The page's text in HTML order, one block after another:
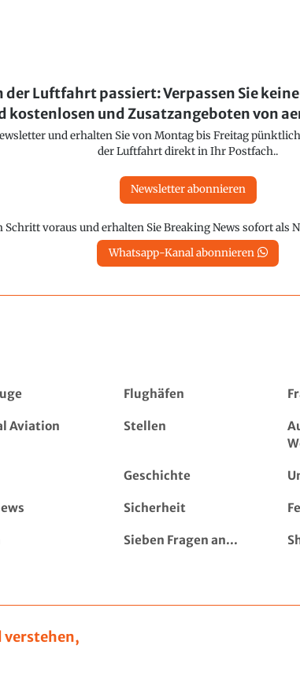
der Luftfahrt passiert: Verpassen Sie
kostenlosen und Zusatzangeboten von
und erhalten Sie von Montag bis Freitag
der Luftfahrt direkt in Ihr Postfach..
Newsletter abonnieren
Schritt voraus und erhalten Sie Breaking News sofort als
Whatsapp-Kanal abonnieren
Flughäfen
Aviation Stellen
Geschichte
Sicherheit
Sieben Fragen an...
verstehen,